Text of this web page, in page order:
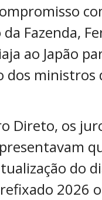
Fazenda,
ao Japão
dos ministros
Direto, os
do
2026